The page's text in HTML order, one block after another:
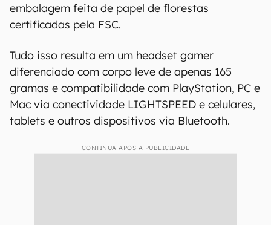
embalagem feita de papel de florestas
certificadas pela FSC.
Tudo isso resulta em um headset gamer
diferenciado com corpo leve de apenas 165
gramas e compatibilidade com PlayStation, PC e
Mac via conectividade LIGHTSPEED e celulares,
tablets e outros dispositivos via Bluetooth.
CONTINUA APÓS A PUBLICIDADE